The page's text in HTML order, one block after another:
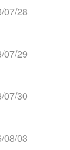
07/28
07/29
07/30
08/03